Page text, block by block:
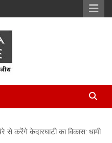
करेंगे केदारघाटी का विकास: धामी